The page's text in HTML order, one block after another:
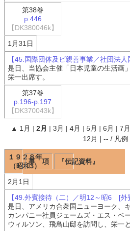
第38巻
p.446
【DK380046k】
1月31日
【45.国際団体及ビ親善事業／社団法人
是日、当協会主催「日本児童の生活画
栄一出席す。
第37巻
p.196-p.197
【DK370043k】
▲ 1月 | 2月 | 3月 | 4月 | 5月 | 6月 | 7月
12月 | -- / 凡例
１９２８年
（昭和3）
事 項 『伝記資料』
2月1日
【49.外賓接待（二）／明12～昭6 [外
是日、アメリカ合衆国ニューヨーク、
カンパニー社員ジェームズ・エス・ベ
ウィルソン、飛鳥山邸を訪問し、栄一